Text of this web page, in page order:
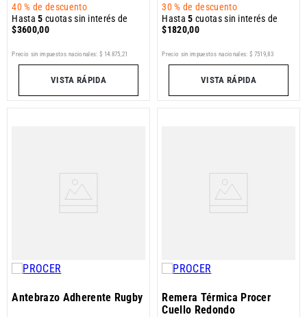
40 % de descuento
Hasta5 cuotas sin interés de
$3600,00
Precio sin impuestos nacionales: $ 14 875 21
VISTA RÁPIDA
30 % de descuento
Hasta5 cuotas sin interés de
$1820,00
Precio sin impuestos nacionales: $ 7519,83
VISTA RÁPIDA
Antebrazo Adherente Rugby
Remera Térmica Procer
Cuello Redondo